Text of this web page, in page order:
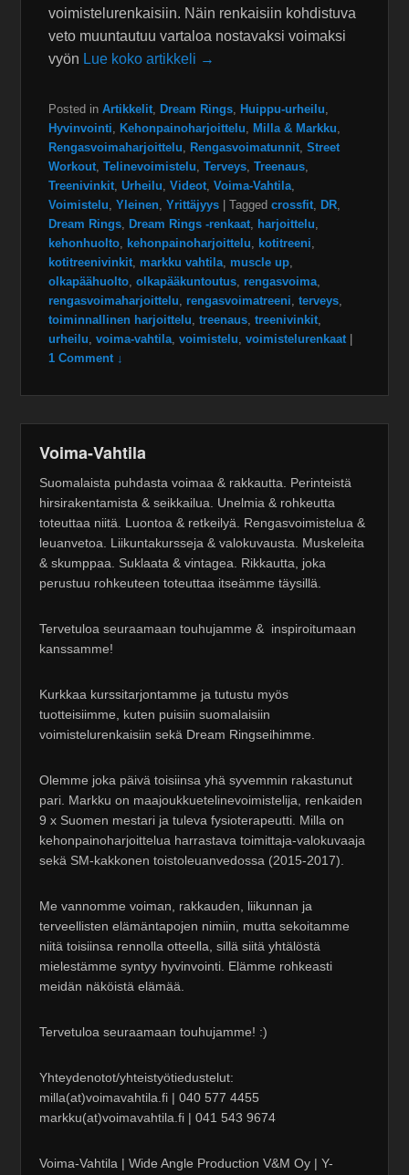
voimistelurenkaisiin. Näin renkaisiin kohdistuva
veto muuntautuu vartaloa nostavaksi voimaksi
vyön Lue koko artikkeli →
Posted in Artikkelit, Dream Rings, Huippu-urheilu,
Hyvinvointi, Kehonpainoharjoittelu, Milla & Markku,
Rengasvoimaharjoittelu, Rengasvoimatunnit,Street
Workout,Telinevoimistelu,Terveys,Treenaus,
Treenivinkit,Urheilu,Videot,Voima-Vahtila,
Voimistelu,Yleinen,Yrittäjyys |Tagged crossfit, DR,
Dream Rings, Dream Rings -renkaat, harjoittelu,
kehonhuolto, kehonpainoharjoittelu, kotitreeni,
kotitreenivinkit, markku vahtila, muscle up,
olkapäähuolto,olkapääkuntoutus, rengasvoima,
rengasvoimaharjoittelu, rengasvoimatreeni,terveys,
toiminnallinen harjoittelu,treenaus,treenivinkit,
urheilu,voima-vahtila,voimistelu,voimistelurenkaat
1 Comment ↓
Voima-Vahtila
Suomalaista puhdasta voimaa & rakkautta. Perinteistä
hirsirakentamista & seikkailua. Unelmia & rohkeutta
toteuttaa niitä. Luontoa & retkeilyä. Rengasvoimistelua &
leuanvetoa. Liikuntakursseja & valokuvausta. Muskeleita
& skumppaa. Suklaata & vintagea. Rikkautta, joka
perustuu rohkeuteen toteuttaa itseämme täysillä.
Tervetuloa seuraamaan touhujamme & inspiroitumaan
kanssamme!
Kurkkaa kurssitarjontamme ja tutustu myös
tuotteisiimme, kuten puisiin suomalaisiin
voimistelurenkaisiin sekä Dream Ringseihimme.
Olemme joka päivä toisiinsa yhä syvemmin rakastunut
pari. Markku on maajoukkuetelinevoimistelija, renkaiden
9 x Suomen mestari ja tuleva fysioterapeutti. Milla on
kehonpainoharjoittelua harrastava toimittaja-valokuvaaja
sekä SM-kakkonen toistoleuanvedossa (2015-2017).
Me vannomme voiman, rakkauden, liikunnan ja
terveellisten elämäntapojen nimiin, mutta sekoitamme
niitä toisiinsa rennolla otteella, sillä siitä yhtälöstä
mielestämme syntyy hyvinvointi. Elämme rohkeasti
meidän näköistä elämää.
Tervetuloa seuraamaan touhujamme! :)
Yhteydenotot/yhteistyötiedustelut:
milla(at)voimavahtila.fi | 040 577 4455
markku(at)voimavahtila.fi | 041 543 9674
Voima-Vahtila | Wide Angle Production V&M Oy | Y-